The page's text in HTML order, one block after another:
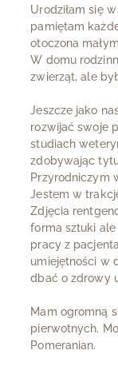
Urodziłam się
pamiętam
otoczona
W domu
zwierząt, ale
Jeszcze jako
rozwijać swoje
studiach
zdobywając
Przyrodniczym
Jestem w
Zdjęcia
forma sztuki
pracy z
umiejętności w
dbać o zdrowy
Mam ogromną
pierwotnych.
Pomeranian.